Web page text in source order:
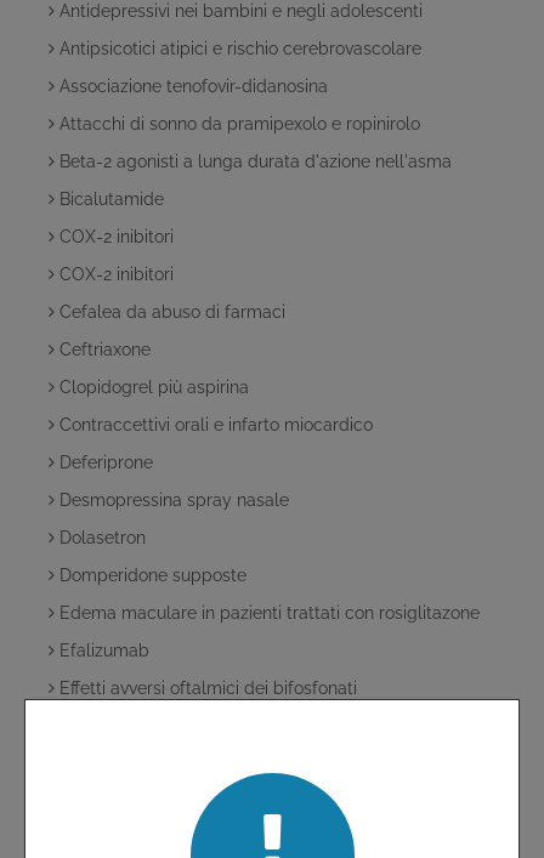
Antidepressivi nei bambini e negli adolescenti
Antipsicotici atipici e rischio cerebrovascolare
Associazione tenofovir-didanosina
Attacchi di sonno da pramipexolo e ropinirolo
Beta-2 agonisti a lunga durata d'azione nell'asma
Bicalutamide
COX-2 inibitori
COX-2 inibitori
Cefalea da abuso di farmaci
Ceftriaxone
Clopidogrel più aspirina
Contraccettivi orali e infarto miocardico
Deferiprone
Desmopressina spray nasale
Dolasetron
Domperidone supposte
Edema maculare in pazienti trattati con rosiglitazone
Efalizumab
Effetti avversi oftalmici dei bifosfonati
Effetti indesiderati gastrointestinali e cardiovascolari dei